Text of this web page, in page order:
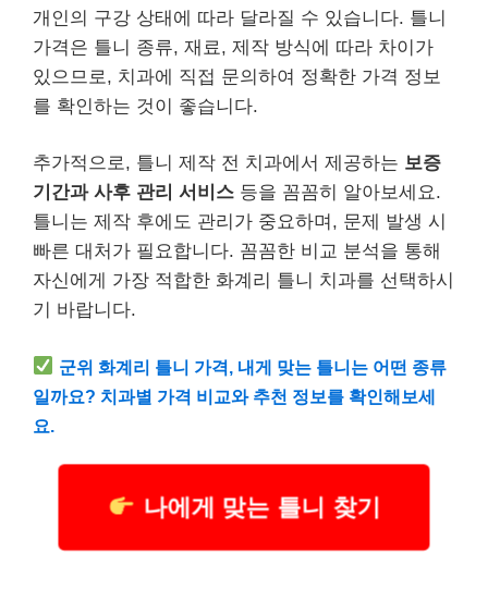
개인의 구강 상태에 따라 달라질 수 있습니다. 틀니
가격은 틀니 종류, 재료, 제작 방식에 따라 차이가
있으므로, 치과에 직접 문의하여 정확한 가격 정보
를 확인하는 것이 좋습니다.
추가적으로, 틀니 제작 전 치과에서 제공하는 보증
기간과 사후 관리 서비스 등을 꼼꼼히 알아보세요.
틀니는 제작 후에도 관리가 중요하며, 문제 발생 시
빠른 대처가 필요합니다. 꼼꼼한 비교 분석을 통해
자신에게 가장 적합한 화계리 틀니 치과를 선택하시
기 바랍니다.
군위 화계리 틀니 가격, 내게 맞는 틀니는 어떤 종류
일까요? 치과별 가격 비교와 추천 정보를 확인해보세
요.
나에게 맞는 틀니 찾기